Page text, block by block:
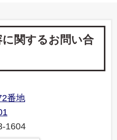
関するお問い合
番地
1604